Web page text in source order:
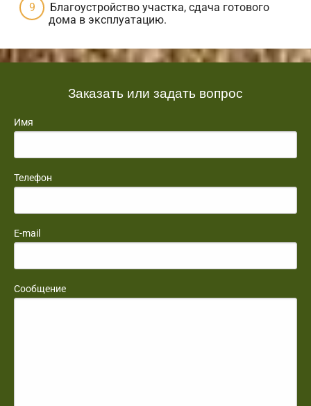
Благоустройство участка, сдача готового
дома в эксплуатацию.
Заказать или задать вопрос
Имя
Телефон
E-mail
Сообщение